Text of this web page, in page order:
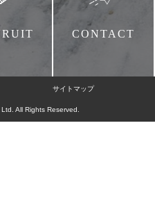
CONTACT
サイトマップ
All Rights Reserved.